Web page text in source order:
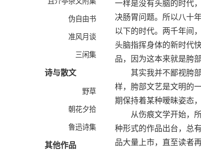
伪自由书
准风月谈
三闲集
诗与散文
野草
朝花夕拾
鲁迅诗集
其他作品
一样是没有头脑的时代
决肠胃问题。所以八十
以下的时代。两千年间
头脑指挥身体的新时代
品，因为这本来就是胯
其实我并不鄙视胯部
样，胯部文艺是文明的
期保持着某种暧昧姿态
从伤痕文学开始，所
种形式的作品出台，总
品大量上市，直至读者